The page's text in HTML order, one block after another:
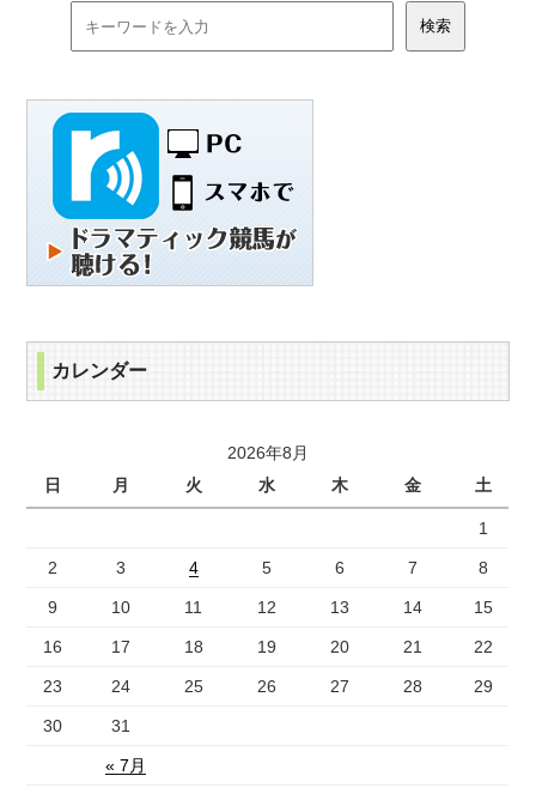
カレンダー
2026年8月
日
月 火 水 木 金 土
« 7月
1
2 3 4 5 6 7 8
9 10 11 12 13 14 15
16 17 18 19 20 21 22
23 24 25 26 27 28 29
30 31